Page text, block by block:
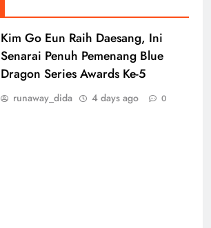
Kim Go Eun Raih Daesang, Ini
Senarai Penuh Pemenang Blue
Dragon Series Awards Ke-5
runaway_dida 4 days ago 0